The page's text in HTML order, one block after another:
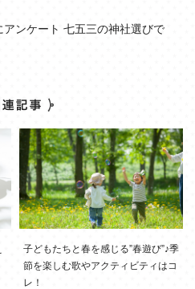
アンケート 七五三の神社選びで
子どもたちと春を感じる”春遊び”♪季
節を楽しむ歌やアクティビティはコ
レ！